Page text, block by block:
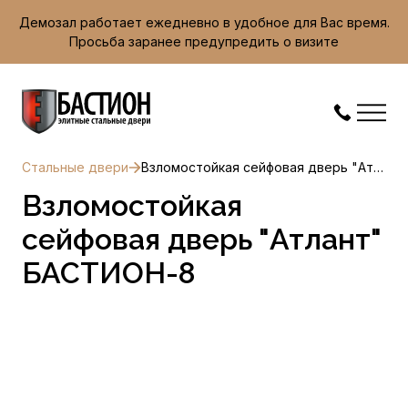
Демозал работает ежедневно в удобное для Вас время.
Просьба заранее предупредить о визите
Стальные двери Взломостойкая сейфовая дверь "Атлант" БАСТИОН-8
Взломостойкая
сейфовая дверь "Атлант"
БАСТИОН-8